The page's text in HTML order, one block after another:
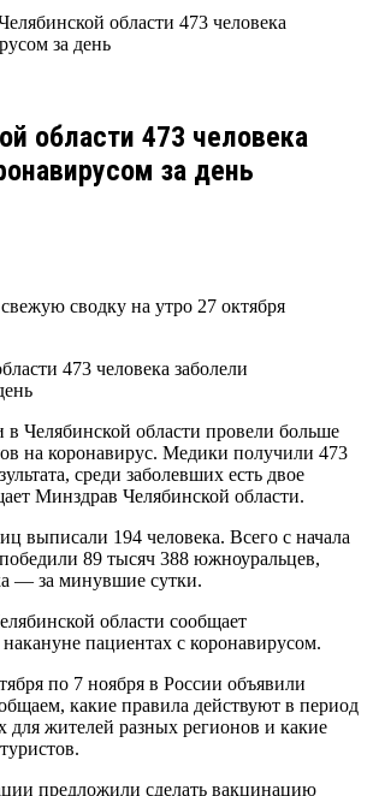
области 473 человека
за день
области 473 человека
за день
сводку на утро 27 октября
Челябинской области провели больше
на коронавирус. Медики получили 473
среди заболевших есть двое
Минздрав Челябинской области.
выписали 194 человека. Всего с начала
89 тысяч 388 южноуральцев,
— за минувшие сутки.
области сообщает
пациентах с коронавирусом.
по 7 ноября в России объявили
какие правила действуют в период
жителей разных регионов и какие
предложили сделать вакцинацию